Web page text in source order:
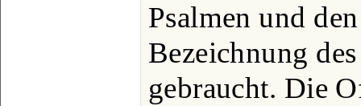
Psalmen und
Bezeichnung
gebraucht. Die